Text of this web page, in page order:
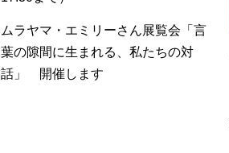
ムラヤマ・エミリーさん展覧会「言
葉の隙間に生まれる、私たちの対
話」 開催します